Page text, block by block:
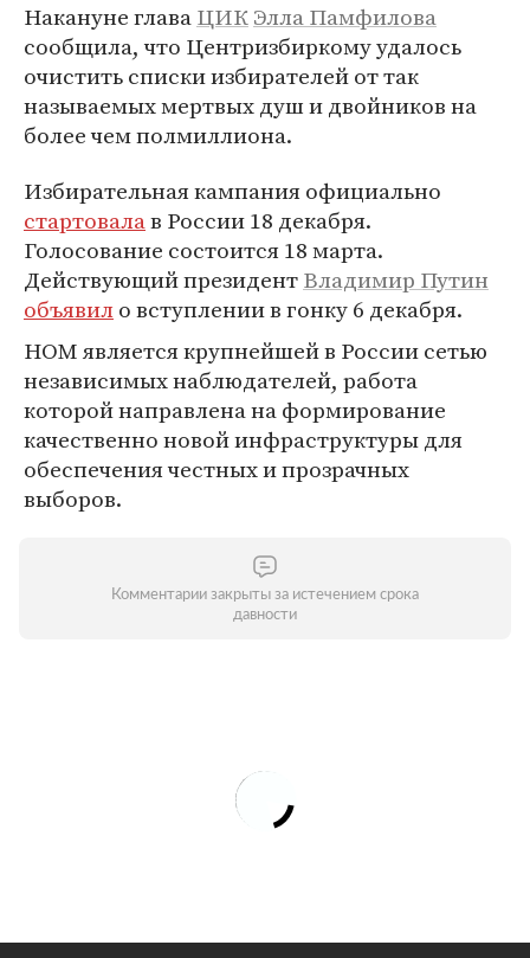
Накануне главаЦИКЭлла Памфилова
сообщила, что Центризбиркому удалось
очистить списки избирателей от так
называемых мертвых душ и двойников на
более чем полмиллиона.
Избирательная кампания официально
стартовалав России 18 декабря.
Голосование состоится 18 марта.
Действующий президентВладимир Путин
объявило вступлении в гонку 6 декабря.
НОМ является крупнейшей в России сетью
независимых наблюдателей, работа
которой направлена на формирование
качественно новой инфраструктуры для
обеспечения честных и прозрачных
выборов.
Комментарии закрыты за истечением срока
давности